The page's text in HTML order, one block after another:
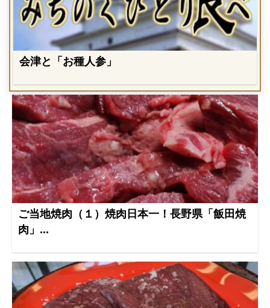
会津と「お種人参」
ご当地焼肉（１）焼肉日本一！長野県「飯田焼
肉」...